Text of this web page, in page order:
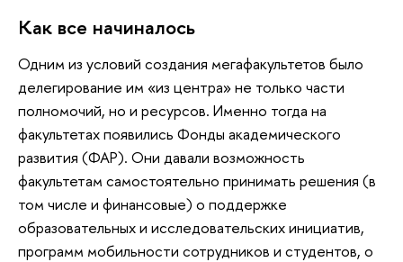
Как все начиналось
Одним из условий создания мегафакультетов было
делегирование им «из центра» не только части
полномочий, но и ресурсов. Именно тогда на
факультетах появились Фонды академического
развития (ФАР). Они давали возможность
факультетам самостоятельно принимать решения (в
том числе и финансовые) о поддержке
образовательных и исследовательских инициатив,
программ мобильности сотрудников и студентов, о